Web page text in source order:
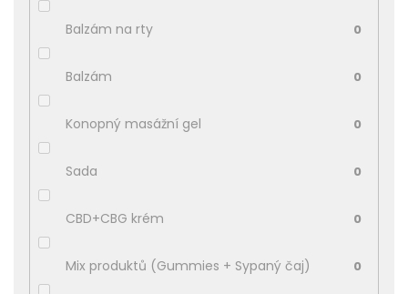
Balzám na rty 0
Balzám 0
Konopný masážní gel 0
Sada 0
CBD+CBG krém 0
Mix produktů (Gummies + Sypaný čaj) 0